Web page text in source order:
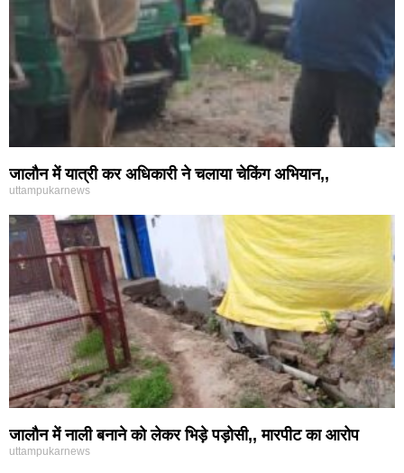
जालौन में यात्री कर अधिकारी ने चलाया चेकिंग अभियान,,
uttampukarnews
जालौन में नाली बनाने को लेकर भिड़े पड़ोसी,, मारपीट का आरोप
uttampukarnews